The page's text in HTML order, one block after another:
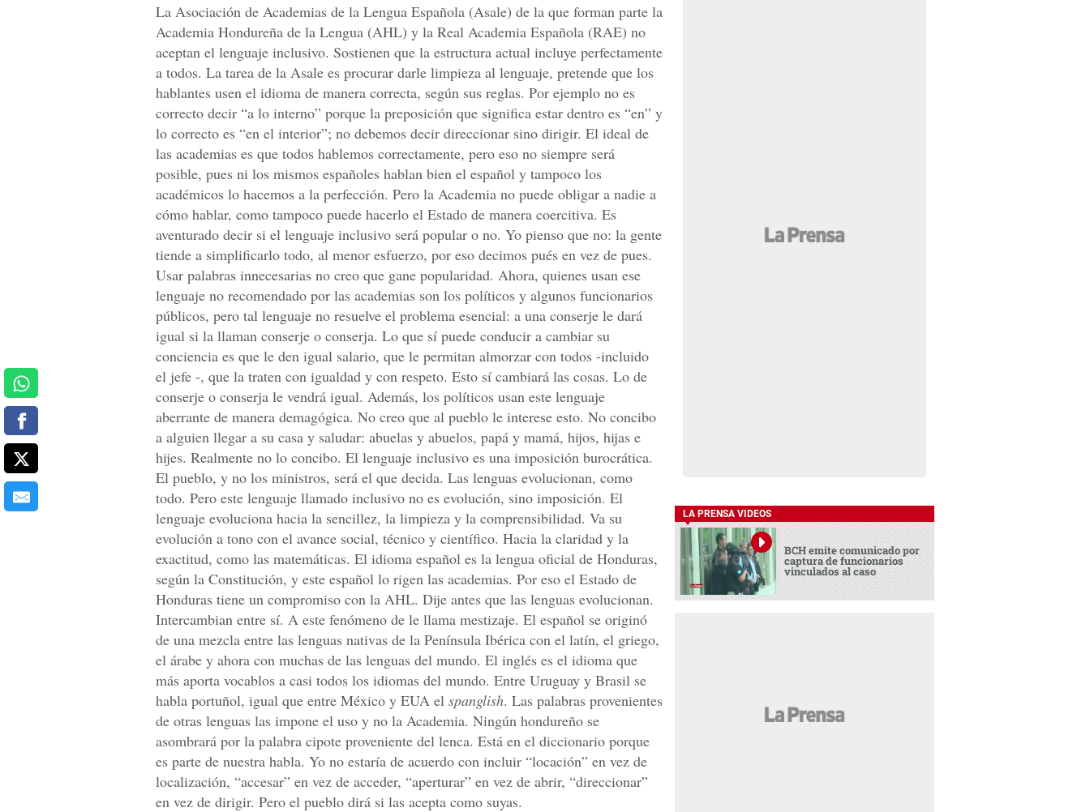
La Asociación de Academias de la Lengua Española (Asale) de la que forman parte la
Academia Hondureña de la Lengua (AHL) y la Real Academia Española (RAE) no
aceptan el lenguaje inclusivo. Sostienen que la estructura actual incluye perfectamente
a todos. La tarea de la Asale es procurar darle limpieza al lenguaje, pretende que los
hablantes usen el idioma de manera correcta, según sus reglas. Por ejemplo no es
correcto decir “a lo interno” porque la preposición que significa estar dentro es “en” y
lo correcto es “en el interior”; no debemos decir direccionar sino dirigir. El ideal de
las academias es que todos hablemos correctamente, pero eso no siempre será
posible, pues ni los mismos españoles hablan bien el español y tampoco los
académicos lo hacemos a la perfección. Pero la Academia no puede obligar a nadie a
cómo hablar, como tampoco puede hacerlo el Estado de manera coercitiva. Es
aventurado decir si el lenguaje inclusivo será popular o no. Yo pienso que no: la gente
tiende a simplificarlo todo, al menor esfuerzo, por eso decimos pués en vez de pues.
Usar palabras innecesarias no creo que gane popularidad. Ahora, quienes usan ese
lenguaje no recomendado por las academias son los políticos y algunos funcionarios
públicos, pero tal lenguaje no resuelve el problema esencial: a una conserje le dará
igual si la llaman conserje o conserja. Lo que sí puede conducir a cambiar su
conciencia es que le den igual salario, que le permitan almorzar con todos -incluido
el jefe -, que la traten con igualdad y con respeto. Esto sí cambiará las cosas. Lo de
conserje o conserja le vendrá igual. Además, los políticos usan este lenguaje
aberrante de manera demagógica. No creo que al pueblo le interese esto. No concibo
a alguien llegar a su casa y saludar: abuelas y abuelos, papá y mamá, hijos, hijas e
hijes. Realmente no lo concibo. El lenguaje inclusivo es una imposición burocrática.
El pueblo, y no los ministros, será el que decida. Las lenguas evolucionan, como
todo. Pero este lenguaje llamado inclusivo no es evolución, sino imposición. El
lenguaje evoluciona hacia la sencillez, la limpieza y la comprensibilidad. Va su
evolución a tono con el avance social, técnico y científico. Hacia la claridad y la
exactitud, como las matemáticas. El idioma español es la lengua oficial de Honduras,
según la Constitución, y este español lo rigen las academias. Por eso el Estado de
Honduras tiene un compromiso con la AHL. Dije antes que las lenguas evolucionan.
Intercambian entre sí. A este fenómeno de le llama mestizaje. El español se originó
de una mezcla entre las lenguas nativas de la Península Ibérica con el latín, el griego,
el árabe y ahora con muchas de las lenguas del mundo. El inglés es el idioma que
más aporta vocablos a casi todos los idiomas del mundo. Entre Uruguay y Brasil se
habla portuñol, igual que entre México y EUA el spanglish. Las palabras provenientes
de otras lenguas las impone el uso y no la Academia. Ningún hondureño se
asombrará por la palabra cipote proveniente del lenca. Está en el diccionario porque
es parte de nuestra habla. Yo no estaría de acuerdo con incluir “locación” en vez de
localización, “accesar” en vez de acceder, “aperturar” en vez de abrir, “direccionar”
en vez de dirigir. Pero el pueblo dirá si las acepta como suyas.
LA PRENSA VIDEOS
BCH emite comunicado por
captura de funcionarios
vinculados al caso